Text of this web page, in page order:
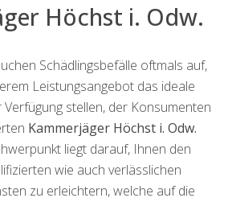
Höchst i. Odw.
Schädlingsbefälle oftmals auf,
Leistungsangebot das ideale
stellen, der Konsumenten
Kammerjäger Höchst i. Odw.
liegt darauf, Ihnen den
wie auch verlässlichen
zu erleichtern, welche auf die